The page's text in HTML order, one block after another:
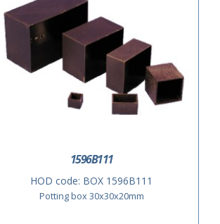
1596B111
HOD code: BOX 1596B111
Potting box 30x30x20mm